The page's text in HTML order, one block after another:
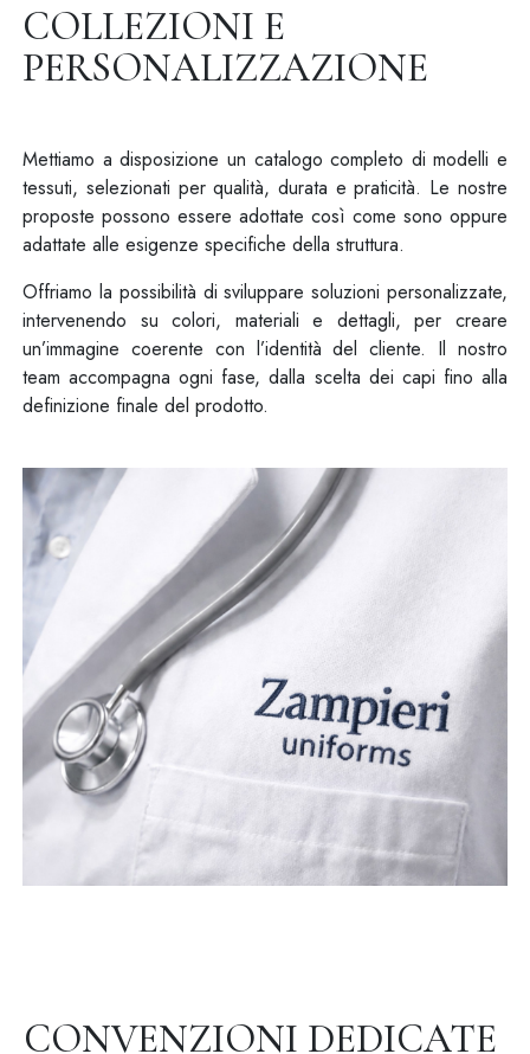
COLLEZIONI E
PERSONALIZZAZIONE
Mettiamo a disposizione un catalogo completo di modelli e
tessuti, selezionati per qualità, durata e praticità. Le nostre
proposte possono essere adottate così come sono oppure
adattate alle esigenze specifiche della struttura.
Offriamo la possibilità di sviluppare soluzioni personalizzate,
intervenendo su colori, materiali e dettagli, per creare
un’immagine coerente con l’identità del cliente. Il nostro
team accompagna ogni fase, dalla scelta dei capi fino alla
definizione finale del prodotto.
CONVENZIONI DEDICATE